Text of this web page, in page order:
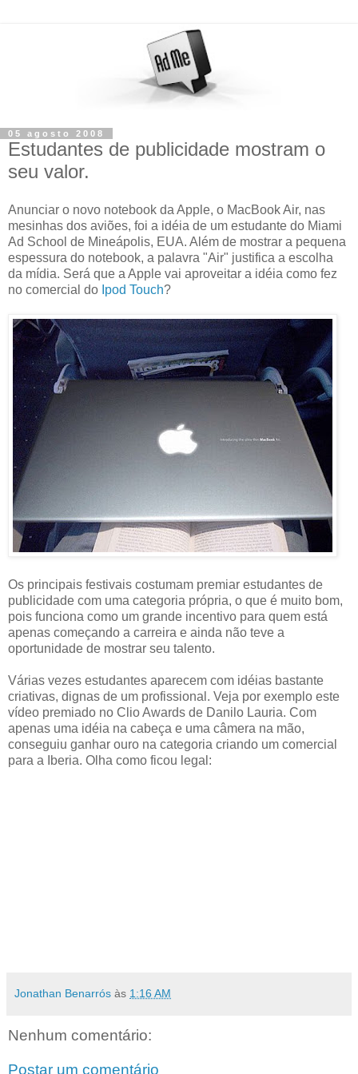
05 agosto 2008
Estudantes de publicidade mostram o
seu valor.
Anunciar o novo notebook da Apple, o MacBook Air, nas
mesinhas dos aviões, foi a idéia de um estudante do Miami
Ad School de Mineápolis, EUA. Além de mostrar a pequena
espessura do notebook, a palavra "Air" justifica a escolha
da mídia. Será que a Apple vai aproveitar a idéia como fez
no comercial do Ipod Touch?
Os principais festivais costumam premiar estudantes de
publicidade com uma categoria própria, o que é muito bom,
pois funciona como um grande incentivo para quem está
apenas começando a carreira e ainda não teve a
oportunidade de mostrar seu talento.
Várias vezes estudantes aparecem com idéias bastante
criativas, dignas de um profissional. Veja por exemplo este
vídeo premiado no Clio Awards de Danilo Lauria. Com
apenas uma idéia na cabeça e uma câmera na mão,
conseguiu ganhar ouro na categoria criando um comercial
para a Iberia. Olha como ficou legal:
Jonathan Benarrós às 1:16 AM
Nenhum comentário:
Postar um comentário